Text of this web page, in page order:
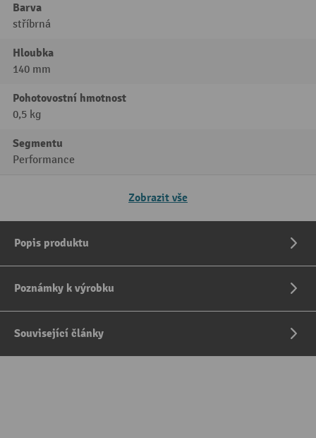
Barva
stříbrná
Hloubka
140 mm
Pohotovostní hmotnost
0,5 kg
Segmentu
Performance
Zobrazit vše
Popis produktu
Poznámky k výrobku
Související články